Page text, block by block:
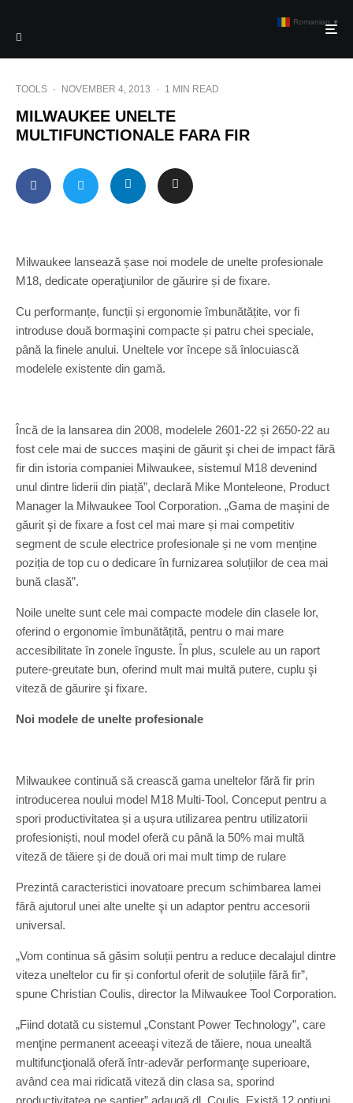
TOOLS · NOVEMBER 4, 2013 · 1 MIN READ
MILWAUKEE UNELTE
MULTIFUNCTIONALE FARA FIR
Milwaukee lansează șase noi modele de unelte profesionale
M18, dedicate operaţiunilor de găurire și de fixare.
Cu performanțe, funcții și ergonomie îmbunătățite, vor fi
introduse două bormaşini compacte și patru chei speciale,
până la finele anului. Uneltele vor începe să înlocuiască
modelele existente din gamă.
Încă de la lansarea din 2008, modelele 2601-22 și 2650-22 au
fost cele mai de succes maşini de găurit şi chei de impact fără
fir din istoria companiei Milwaukee, sistemul M18 devenind
unul dintre liderii din piață”, declară Mike Monteleone, Product
Manager la Milwaukee Tool Corporation. „Gama de maşini de
găurit şi de fixare a fost cel mai mare și mai competitiv
segment de scule electrice profesionale și ne vom menține
poziția de top cu o dedicare în furnizarea soluțiilor de cea mai
bună clasă”.
Noile unelte sunt cele mai compacte modele din clasele lor,
oferind o ergonomie îmbunătățită, pentru o mai mare
accesibilitate în zonele înguste. În plus, sculele au un raport
putere-greutate bun, oferind mult mai multă putere, cuplu şi
viteză de găurire şi fixare.
Noi modele de unelte profesionale
Milwaukee continuă să crească gama uneltelor fără fir prin
introducerea noului model M18 Multi-Tool. Conceput pentru a
spori productivitatea și a ușura utilizarea pentru utilizatorii
profesioniști, noul model oferă cu până la 50% mai multă
viteză de tăiere și de două ori mai mult timp de rulare
Prezintă caracteristici inovatoare precum schimbarea lamei
fără ajutorul unei alte unelte şi un adaptor pentru accesorii
universal.
„Vom continua să găsim soluții pentru a reduce decalajul dintre
viteza uneltelor cu fir și confortul oferit de soluțiile fără fir”,
spune Christian Coulis, director la Milwaukee Tool Corporation.
„Fiind dotată cu sistemul „Constant Power Technology”, care
menţine permanent aceeaşi viteză de tăiere, noua unealtă
multifuncţională oferă într-adevăr performanţe superioare,
având cea mai ridicată viteză din clasa sa, sporind
productivitatea pe şantier” adaugă dl. Coulis. Există 12 opţiuni
Romanian ▼